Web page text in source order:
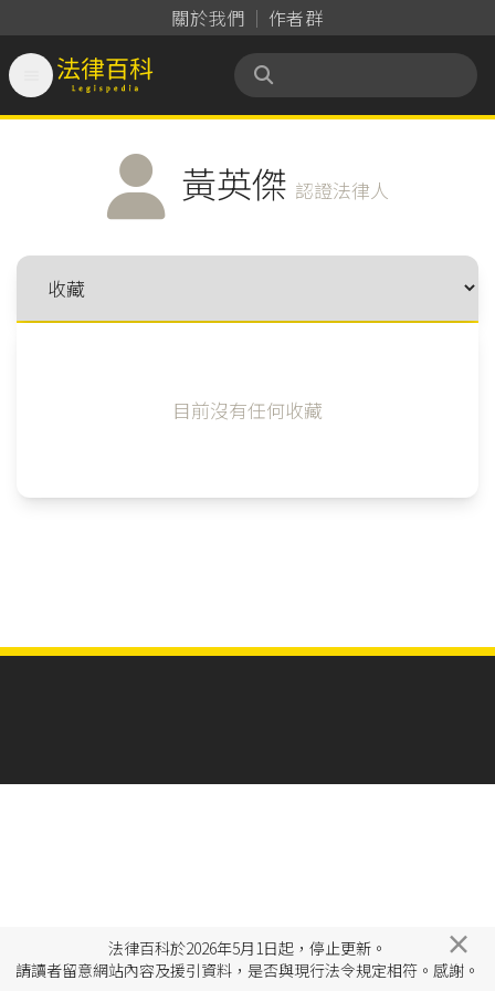
關於我們 作者群
法律百科 Legispedia
黃英傑 認證法律人
目前沒有任何收藏
法律百科於2026年5月1日起，停止更新。
請讀者留意網站內容及援引資料，是否與現行法令規定相符。感謝。
×